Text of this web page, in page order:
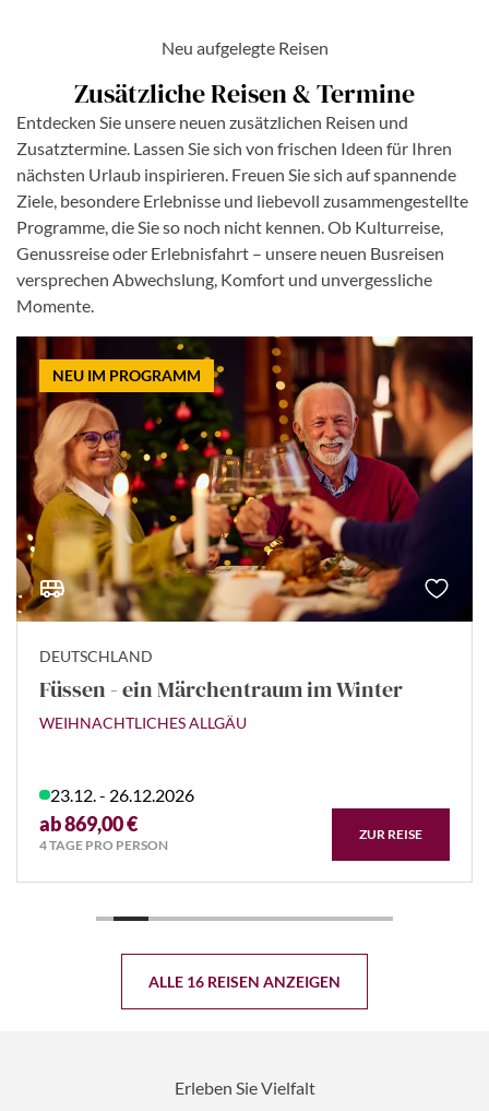
Neu aufgelegte Reisen
Zusätzliche Reisen & Termine
Entdecken Sie unsere neuen zusätzlichen Reisen und
Zusatztermine. Lassen Sie sich von frischen Ideen für Ihren
nächsten Urlaub inspirieren. Freuen Sie sich auf spannende
Ziele, besondere Erlebnisse und liebevoll zusammengestellte
Programme, die Sie so noch nicht kennen. Ob Kulturreise,
Genussreise oder Erlebnisfahrt – unsere neuen Busreisen
versprechen Abwechslung, Komfort und unvergessliche
Momente.
NEU IM PROGRAMM
DEUTSCHLAND
Füssen - ein Märchentraum im Winter
WEIHNACHTLICHES ALLGÄU
23.12. - 26.12.2026
ab 869,00 €
4 TAGE PRO PERSON
ZUR REISE
ALLE 16 REISEN ANZEIGEN
Erleben Sie Vielfalt